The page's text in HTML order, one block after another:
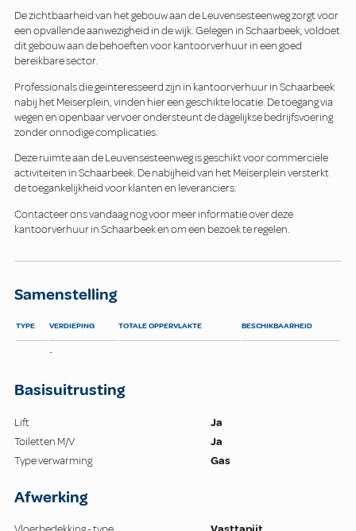
De zichtbaarheid van het gebouw aan de Leuvensesteenweg zorgt voor
een opvallende aanwezigheid in de wijk. Gelegen in Schaarbeek, voldoet
dit gebouw aan de behoeften voor kantoorverhuur in een goed
bereikbare sector.
Professionals die geïnteresseerd zijn in kantoorverhuur in Schaarbeek
nabij het Meiserplein, vinden hier een geschikte locatie. De toegang via
wegen en openbaar vervoer ondersteunt de dagelijkse bedrijfsvoering
zonder onnodige complicaties.
Deze ruimte aan de Leuvensesteenweg is geschikt voor commerciële
activiteiten in Schaarbeek. De nabijheid van het Meiserplein versterkt
de toegankelijkheid voor klanten en leveranciers.
Contacteer ons vandaag nog voor meer informatie over deze
kantoorverhuur in Schaarbeek en om een bezoek te regelen.
Samenstelling
TYPE VERDIEPING TOTALE OPPERVLAKTE BESCHIKBAARHEID
-
Basisuitrusting
Lift
Ja
Toiletten M/V
Ja
Type verwarming
Gas
Afwerking